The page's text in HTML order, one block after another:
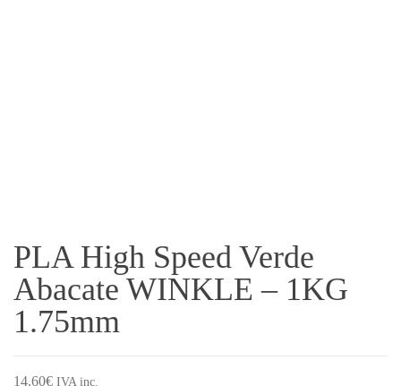
PLA High Speed Verde
Abacate WINKLE – 1KG
1.75mm
14.60€ IVA inc.